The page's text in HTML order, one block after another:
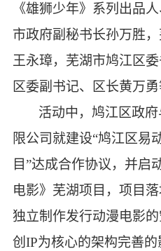
《雄狮少年》系列出品
市政府副秘书长孙万胜，
王永璋，芜湖市鸠江区
区委副书记、区长黄万勇
活动中，鸠江区政
限公司就建设“鸠江区易
目”达成合作协议，并启
电影》芜湖项目，项目
独立制作发行动漫电影
创IP为核心的架构完善